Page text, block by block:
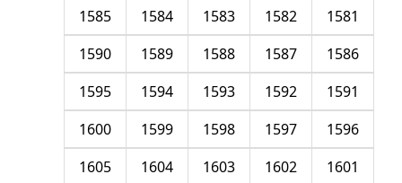
1581
1582
1583
1584
1585
1586
1587
1588
1589
1590
1591
1592
1593
1594
1595
1596
1597
1598
1599
1600
1601
1602
1603
1604
1605